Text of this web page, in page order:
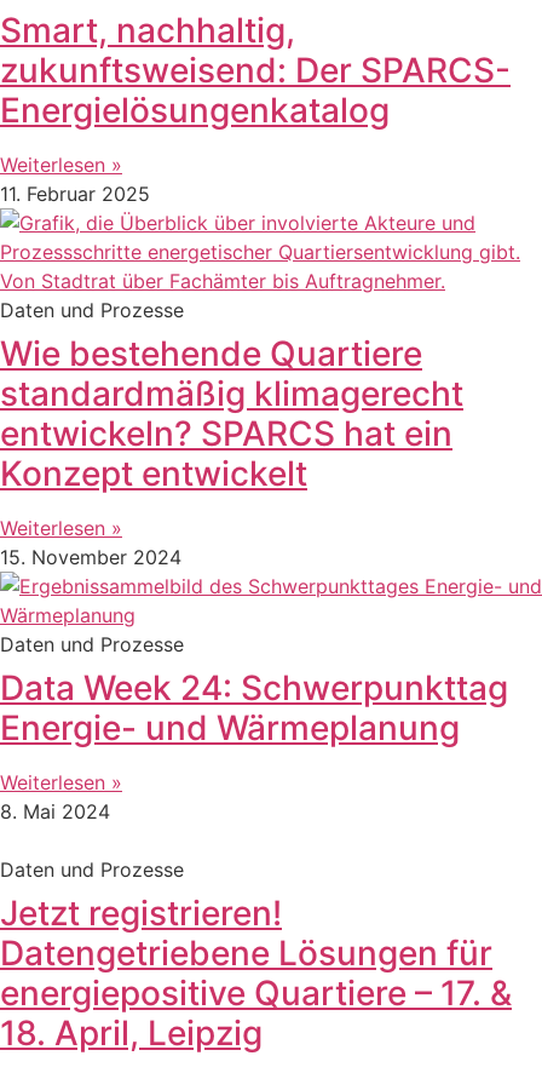
Smart, nachhaltig,
zukunftsweisend: Der SPARCS-
Energielösungenkatalog
Weiterlesen »
11. Februar 2025
Daten und Prozesse
Wie bestehende Quartiere
standardmäßig klimagerecht
entwickeln? SPARCS hat ein
Konzept entwickelt
Weiterlesen »
15. November 2024
Daten und Prozesse
Data Week 24: Schwerpunkttag
Energie- und Wärmeplanung
Weiterlesen »
8. Mai 2024
Daten und Prozesse
Jetzt registrieren!
Datengetriebene Lösungen für
energiepositive Quartiere – 17. &
18. April, Leipzig